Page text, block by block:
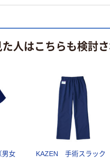
人はこちらも検討
男女
KAZEN 手術スラック